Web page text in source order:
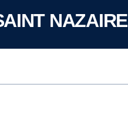
NAZAIRE